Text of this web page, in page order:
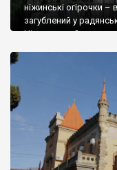
ніжинські огірочки –
загублений у
Ніжин греки?